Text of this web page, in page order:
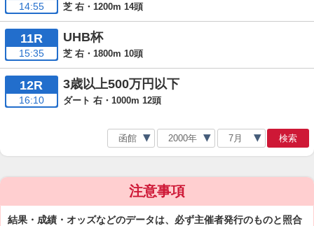
14:55 芝 右・1200m 14頭
11R
15:35
UHB杯
芝 右・1800m 10頭
12R
16:10
3歳以上500万円以下
ダート 右・1000m 12頭
検索
注意事項
結果・成績・オッズなどのデータは、必ず主催者発行のものと照合